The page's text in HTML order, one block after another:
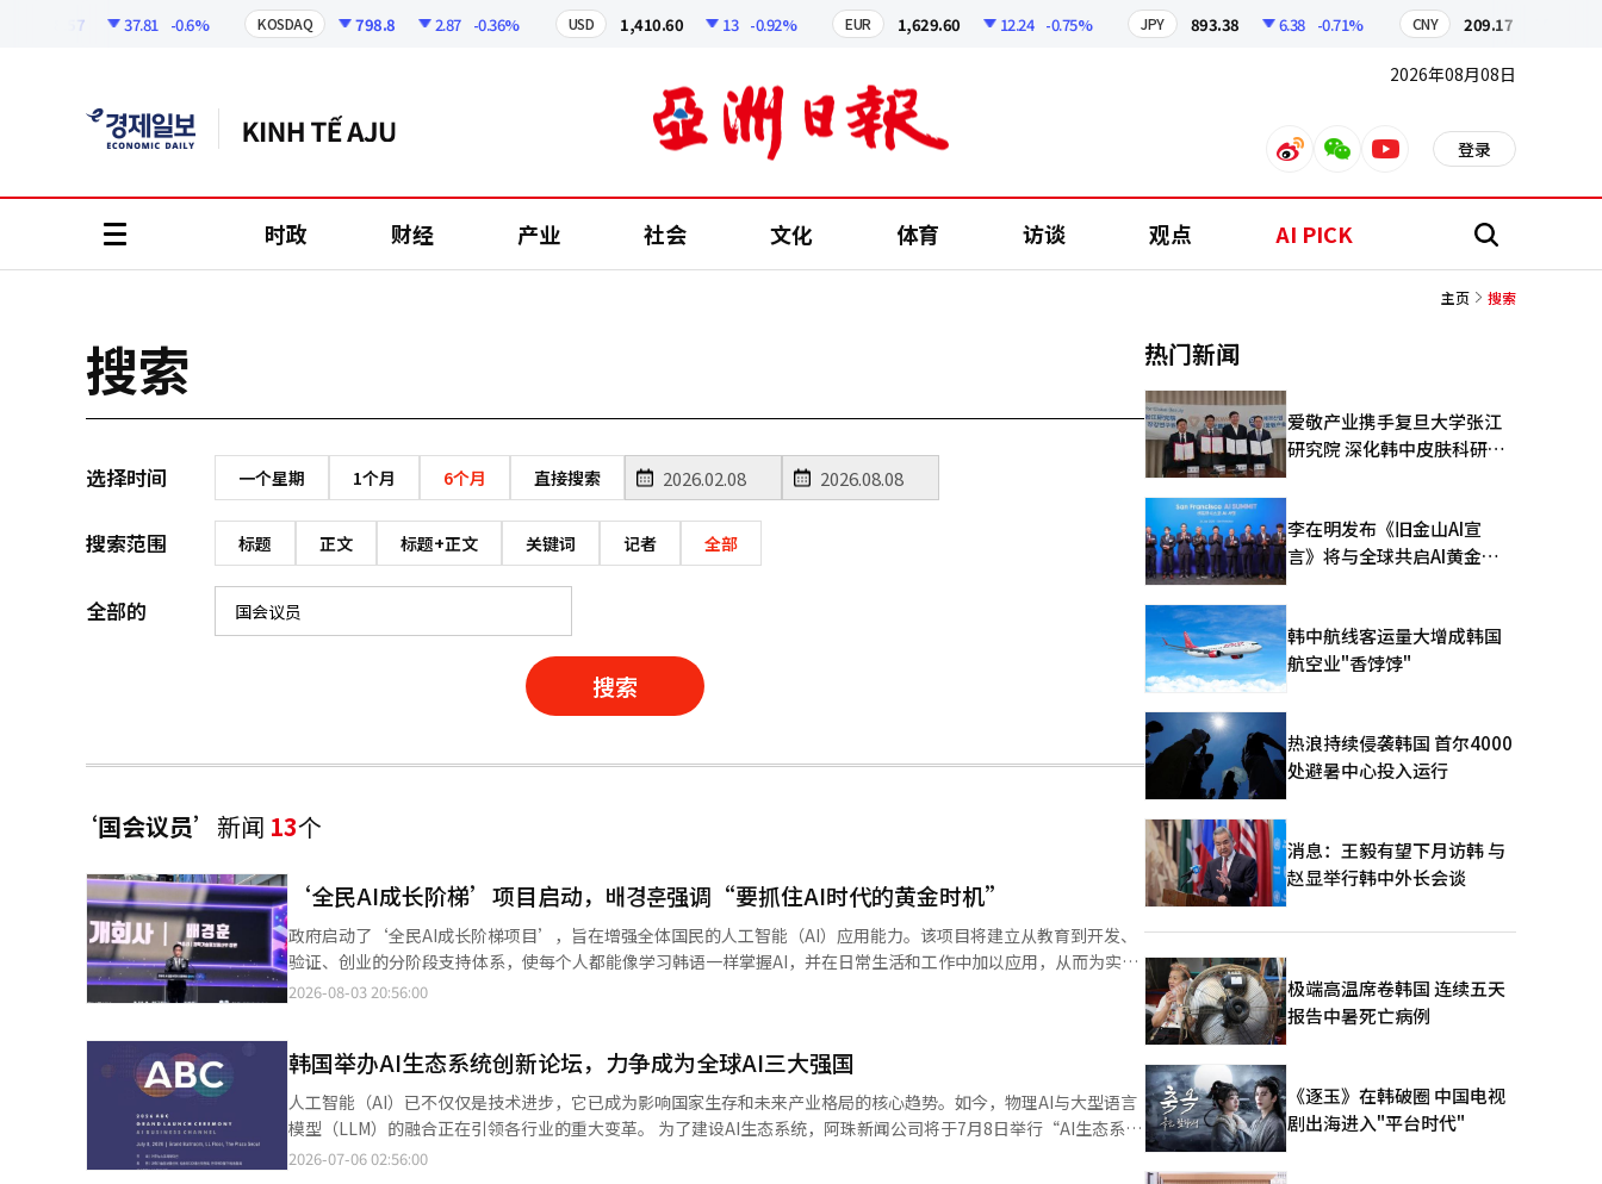
37.81 -0.6% KOSDAQ 798.8 2.87 -0.36% USD 1,410.60 13 -0.92% EUR 1,629.60 12.24 -0.75% JPY 893.38 6.38 -0.71% CNY 209.17
2026年08月08日
weiboweixinyoutube 登录
时政 财经 产业 社会 文化 体育 访谈 观点 AI PICK 搜
主页 搜索
搜索
选择时间 一个星期 1个月 6个月 直接搜索
搜索范围 标题 正文 标题+正文 关键词 记者 全部
全部的
搜索
‘国会议员’ 新闻 13个
‘全民AI成长阶梯’项目启动，배경훈强调“要抓住AI时代的黄金时机”
政府启动了‘全民AI成长阶梯项目’，旨在增强全体国民的人工智能（AI）应用能力。该项目将建立从教育到开发、
验证、创业的分阶段支持体系，使每个人都能像学习韩语一样掌握AI，并在日常生活和工作中加以应用，从而为实
现‘AI基本社会’奠定基础。 科学技术信息通信部（以下简称“科信部”）于3日在国立光州科学馆举行了‘全民AI
充AI基础设施同样重要的是，建立一个让每个人都能有效利用AI并享受其好处的AI基本社会。” 배副总理进一步强
调：“现在是思考如何利用AI的时刻，我们不能错过AI革命时代的黄金时机。‘全民AI成长阶梯项目’是迈向AI基本
社会的第一步。”他还提到：“由于个人独自学习和应用AI存在困难，因此我们建立了连接教育、实习、验证和创业
的体系。” 他指出：“全球各国政府和大型科技公司都在关注韩国的AI产业和投资环境，这意味着韩国正在崛起为全
球AI中心。”他表示：“政府正在构建一个涵盖内存半导体、AI半导体和AI服务的AI全栈生态系统，并为此政府与企
2026-08-03 20:56:00
韩国举办AI生态系统创新论坛，力争成为全球AI三大强国
人工智能（AI）已不仅仅是技术进步，它已成为影响国家生存和未来产业格局的核心趋势。如今，物理AI与大型语言
模型（LLM）的融合正在引领各行业的重大变革。 为了建设AI生态系统，阿珠新闻公司将于7月8日举行“AI生态系统
创新论坛”，同时宣布AI商业频道（ABC）的成立。ABC标志着应对AI时代的新型产业媒体模型的起点，旨在有机连
2026-07-06 02:56:00
热门新闻
爱敬产业携手复旦大学张江
研究院 深化韩中皮肤科研合
李在明发布《旧金山AI宣
言》将与全球共启AI黄金时
韩中航线客运量大增成韩国
航空业"香饽饽"
热浪持续侵袭韩国 首尔4000
处避暑中心投入运行
消息：王毅有望下月访韩 与
赵显举行韩中外长会谈
极端高温席卷韩国 连续五天
报告中暑死亡病例
《逐玉》在韩破圈 中国电视
剧出海进入"平台时代"